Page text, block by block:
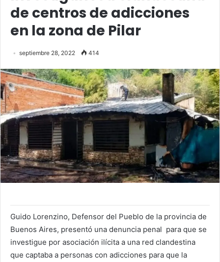
de centros de adicciones
en la zona de Pilar
septiembre 28, 2022 414
Guido Lorenzino, Defensor del Pueblo de la provincia de
Buenos Aires, presentó una denuncia penal para que se
investigue por asociación ilícita a una red clandestina
que captaba a personas con adicciones para que la